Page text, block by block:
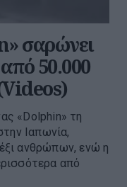
σαρώνει
50.000
«Dolphin» τη
Ιαπωνία,
ανθρώπων, ενώ η
από